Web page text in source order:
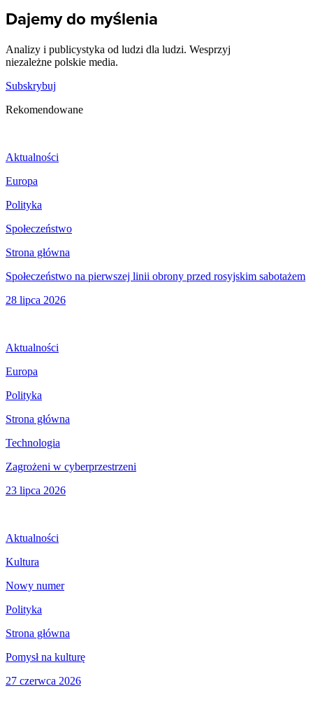
Dajemy do myślenia
Analizy i publicystyka od ludzi dla ludzi. Wesprzyj
niezależne polskie media.
Subskrybuj
Rekomendowane
Aktualności
Europa
Polityka
Społeczeństwo
Strona główna
Społeczeństwo na pierwszej linii obrony przed rosyjskim sabotażem
28 lipca 2026
Aktualności
Europa
Polityka
Strona główna
Technologia
Zagrożeni w cyberprzestrzeni
23 lipca 2026
Aktualności
Kultura
Nowy numer
Polityka
Strona główna
Pomysł na kulturę
27 czerwca 2026